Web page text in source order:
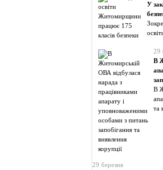
У
29
В
В
та
29 березня